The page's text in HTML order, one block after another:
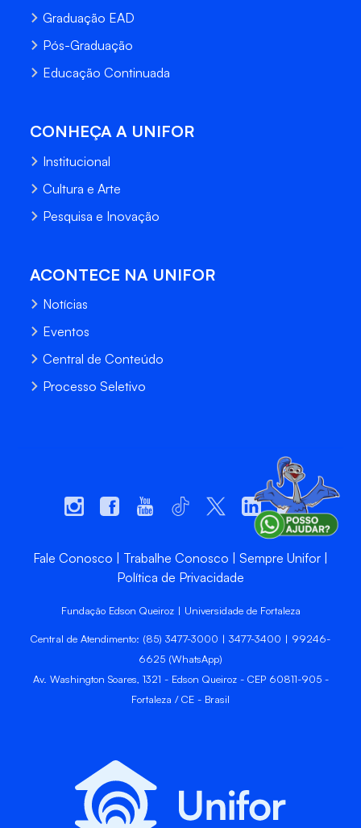
Graduação EAD
Pós-Graduação
Educação Continuada
CONHEÇA A UNIFOR
Institucional
Cultura e Arte
Pesquisa e Inovação
ACONTECE NA UNIFOR
Notícias
Eventos
Central de Conteúdo
Processo Seletivo
Fale Conosco Trabalhe Conosco
Sempre Unifor
Política de Privacidade
Fundação Edson Queiroz | Universidade de Fortaleza
Central de Atendimento: (85) 3477-3000 | 3477-3400 | 99246-
6625 (WhatsApp)
Av. Washington Soares, 1321 - Edson Queiroz - CEP 60811-905 -
Fortaleza / CE - Brasil